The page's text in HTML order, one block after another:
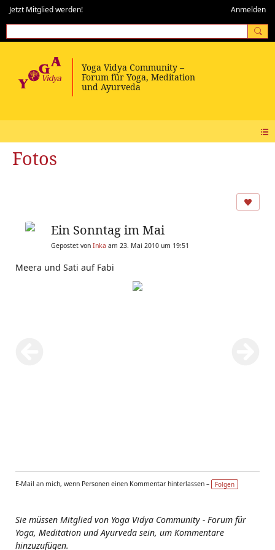
Jetzt Mitglied werden! Anmelden
Fotos
Ein Sonntag im Mai
Gepostet von Inka am 23. Mai 2010 um 19:51
Meera und Sati auf Fabi
E-Mail an mich, wenn Personen einen Kommentar hinterlassen – Folgen
Sie müssen Mitglied von Yoga Vidya Community - Forum für
Yoga, Meditation und Ayurveda sein, um Kommentare
hinzuzufügen.